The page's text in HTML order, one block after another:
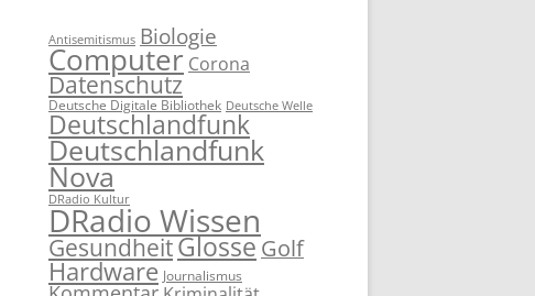
Antisemitismus Biologie
Computer Corona
Datenschutz
Deutsche Digitale Bibliothek Deutsche Welle
Deutschlandfunk
Deutschlandfunk
Nova
DRadio Kultur
DRadio Wissen
GesundheitGlosseGolf
Hardware Journalismus